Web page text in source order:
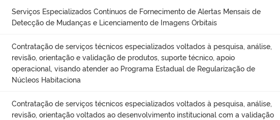
Serviços Especializados Contínuos de Fornecimento de Alertas Mensais de
Detecção de Mudanças e Licenciamento de Imagens Orbitais
Contratação de serviços técnicos especializados voltados à pesquisa, análise,
revisão, orientação e validação de produtos, suporte técnico, apoio
operacional, visando atender ao Programa Estadual de Regularização de
Núcleos Habitaciona
Contratação de serviços técnicos especializados voltados à pesquisa, análise,
revisão, orientação voltados ao desenvolvimento institucional com a validação